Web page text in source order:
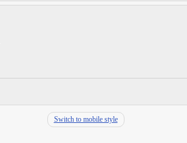
Switch to mobile style